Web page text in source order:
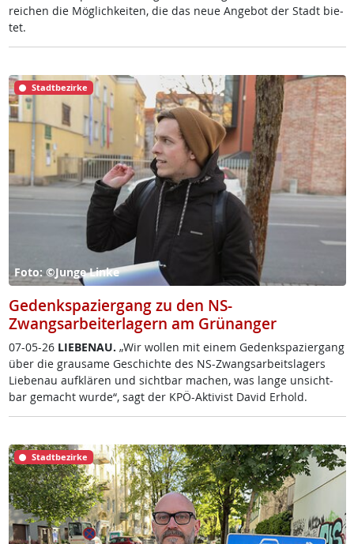
rei­chen die Mög­lich­kei­ten, die das neue An­ge­bot der Stadt bie­
tet.
Stadtbezirke
Foto: ©Junge Linke
Gedenkspaziergang zu den NS-
Zwangsarbeiterlagern am Grünanger
07-05-26 LIE­BENAU. „Wir wol­len mit ei­nem Ge­denk­spa­zier­gang
über die grau­sa­me Ge­schich­te des NS-Zwangs­ar­beits­la­gers
Lie­benau auf­klä­ren und sicht­bar ma­chen, was lan­ge un­sicht­
bar ge­macht wur­de“, sagt der KPÖ-Ak­ti­vist Da­vid Er­hold.
Stadtbezirke